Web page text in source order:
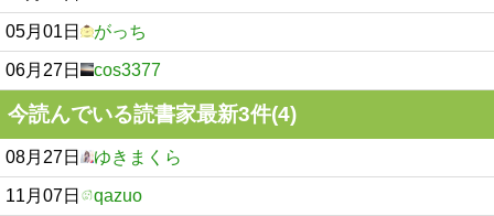
05月01日 がっち
06月27日 cos3377
今読んでいる読書家最新3件(4)
08月27日 ゆきまくら
11月07日 qazuo